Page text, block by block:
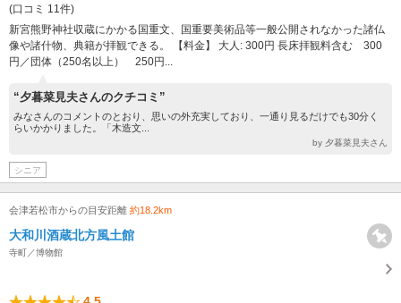
(口コミ 11件)
新宮熊野神社収蔵にかかる国重文、国重要美術品等一般公開されなかった諸仏
像や諸什物、典籍が拝観できる。 【料金】 大人: 300円 長床拝観料含む 300
円／団体（250名以上） 250円...
“夕暮菜見夫さんのクチコミ”
みなさんのコメントのとおり、思いの外充実しており、一通り見るだけでも30分く
らいかかりました。「木造文...
by 夕暮菜見夫さん
シニア
会津若松市からの目安距離 約18.2km
大和川酒蔵北方風土館
寺町／博物館